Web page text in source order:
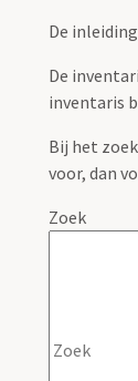
De
De
inventaris
Bij het
voor, dan
Zoek